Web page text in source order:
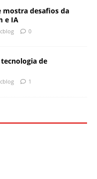
mostra desafios da
e IA
0
tecnologia de
1